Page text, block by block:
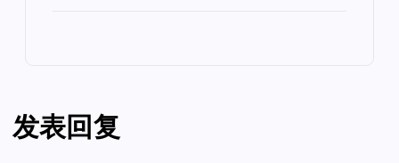
发表回复